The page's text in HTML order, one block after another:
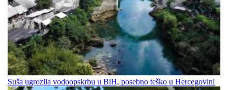
Suša ugrozila vodoopskrbu u BiH, posebno teško u Hercegovini